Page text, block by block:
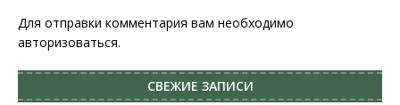
Для отправки комментария вам необходимо
авторизоваться.
СВЕЖИЕ ЗАПИСИ